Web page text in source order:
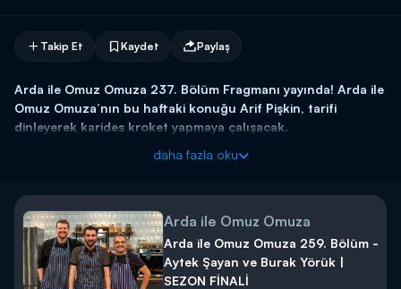
Takip Et Kaydet Paylaş
Arda ile Omuz Omuza 237. Bölüm Fragmanı yayında! Arda ile
Omuz Omuza’nın bu haftaki konuğu Arif Pişkin, tarifi
dinleyerek karides kroket yapmaya çalışacak.
Ünlü isimlerin, Arda Türkmen’in yardımıyla mutfak
yeni bölümü ile pazar günü saat 13.45’te Kanal D’de…
daha fazla oku
Arda ile Omuz Omuza
Arda ile Omuz Omuza 259. Bölüm -
Aytek Şayan ve Burak Yörük |
SEZON FİNALİ